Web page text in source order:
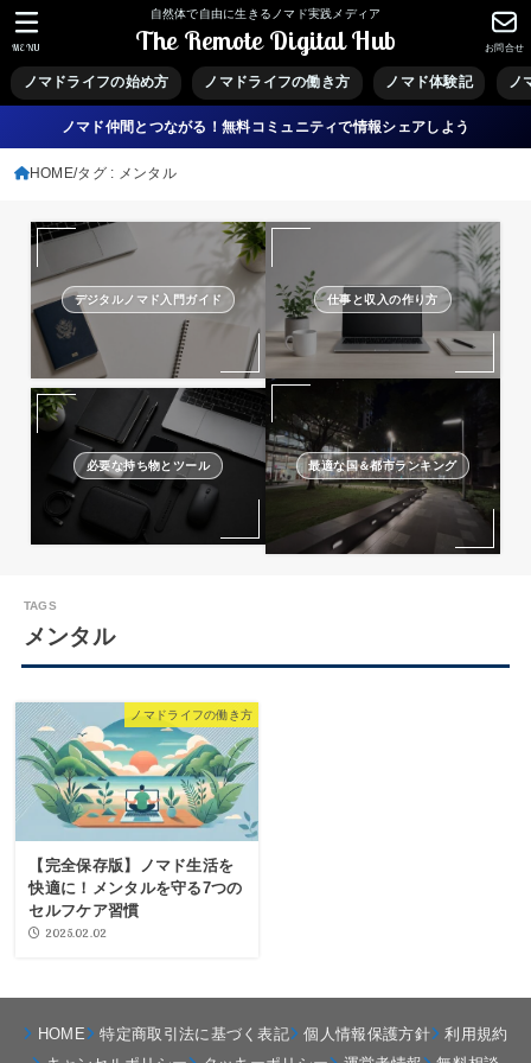
自然体で自由に生きるノマド実践メディア
The Remote Digital Hub
ノマドライフの始め方 ノマドライフの働き方 ノマド体験記 ノ
お問合せ
MENU
ノマド仲間とつながる！無料コミュニティで情報シェアしよう
HOME タグ : メンタル
デジタルノマド入門ガイド 仕事と収入の作り方
必要な持ち物とツール 最適な国＆都市ランキング
メンタル
ノマドライフの働き方
【完全保存版】ノマド生活を
快適に！メンタルを守る7つの
セルフケア習慣
2025.02.02
HOME 特定商取引法に基づく表記 個人情報保護方針
利用規約